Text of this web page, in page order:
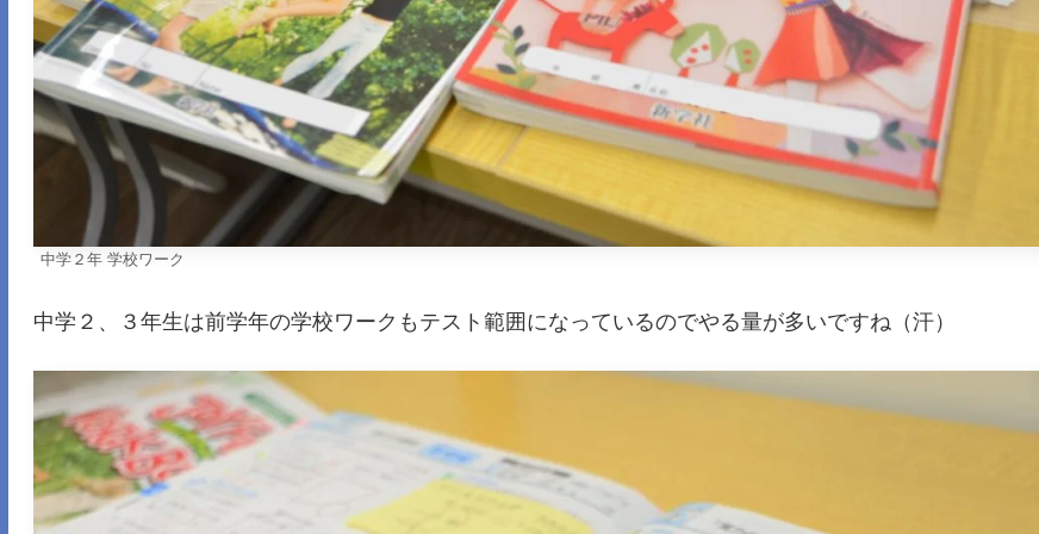
中学２年 学校ワーク
中学２、３年生は前学年の学校ワークもテスト範囲になっているのでやる量が多いですね（汗）